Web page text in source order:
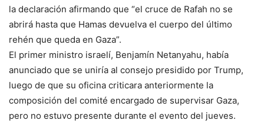
la declaración afirmando que “el cruce de Rafah no se
abrirá hasta que Hamas devuelva el cuerpo del último
rehén que queda en Gaza”.
El primer ministro israelí, Benjamín Netanyahu, había
anunciado que se uniría al consejo presidido por Trump,
luego de que su oficina criticara anteriormente la
composición del comité encargado de supervisar Gaza,
pero no estuvo presente durante el evento del jueves.